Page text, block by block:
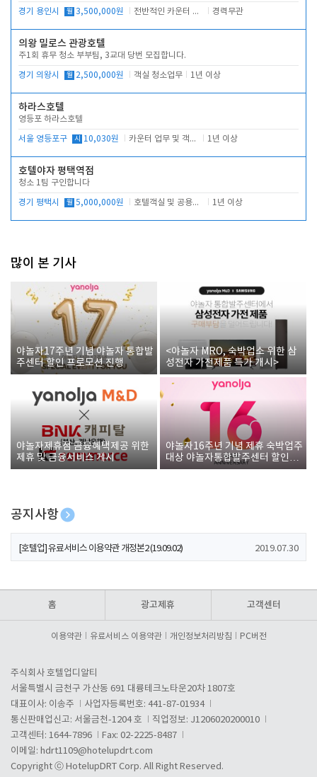
경기 용인시 월 3,500,000원 전반적인 카운터 업무 경력무관
의왕 밀로스 관광호텔
주1회 휴무 청소 부부팀, 3교대 당번 모집합니다.
경기 의왕시 월 2,500,000원 객실 청소업무 1년 이상
하라스호텔
영등포 하라스호텔
서울 영등포구 시 10,030원 카운터 업무 및 객실관리(청소상태 확인, 객실판매) 1년 이상
호텔야자 평택역점
청소 1팀 구인합니다
경기 평택시 월 5,000,000원 호텔객실 및 공용시설 청소 관리 1년 이상
많이 본 기사
야놀자17주년 기념 야놀자 통합발
주센터 할인 프로모션 진행
<야놀자 MRO, 숙박업소 위한 삼
성전자 가전제품 특가 개시>
야놀자제휴점 금융혜택제공 위한
제휴 및 금융서비스 게시
야놀자16주년 기념 제휴 숙박업주
대상 야놀자통합발주센터 할인쿠
폰 증정
공지사항
[호텔업] 개인정보 처리방침 개정본1 (19.09.02)
[호텔업] 유료서비스 이용약관 개정본2 (19.09.02) 2019.07.30
홈 광고제휴 고객센터
이용약관 유료서비스 이용약관 개인정보처리방침 PC버전
주식회사 호텔업디알티
서울특별시 금천구 가산동 691 대륭테크노타운20차 1807호
대표이사: 이송주
사업자등록번호: 441-87-01934
통신판매업신고: 서울금천-1204 호
직업정보: J1206020200010
고객센터: 1644-7896
Fax: 02-2225-8487
이메일: hdrt1109@hotelupdrt.com
Copyright ⓒ HotelupDRT Corp. All Right Reserved.